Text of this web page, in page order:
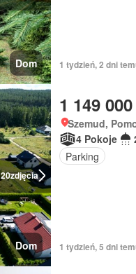
Dom 1 tydzień, 2 dni
20zdjęcia
Dom
1 149 000
Szemud,
4 Pokoje
Parking
1 tydzień, 5 dni